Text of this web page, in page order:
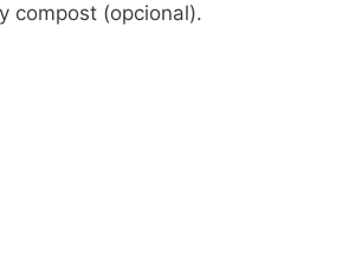
compost (opcional).